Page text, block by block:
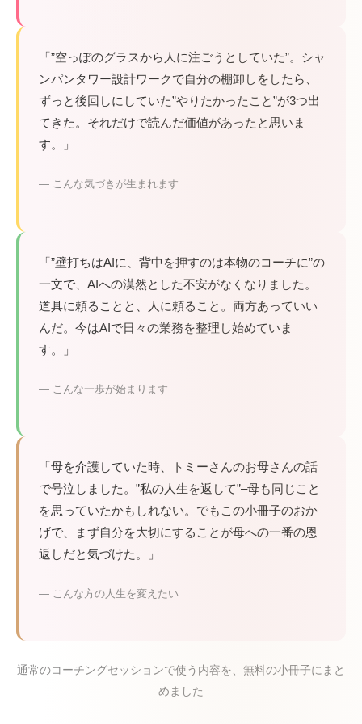
「”空っぽのグラスから人に注ごうとしていた”。シャ
ンパンタワー設計ワークで自分の棚卸しをしたら、
ずっと後回しにしていた”やりたかったこと”が3つ出
てきた。それだけで読んだ価値があったと思いま
す。」
— こんな気づきが生まれます
「”壁打ちはAIに、背中を押すのは本物のコーチに”の
一文で、AIへの漠然とした不安がなくなりました。
道具に頼ることと、人に頼ること。両方あっていい
んだ。今はAIで日々の業務を整理し始めていま
す。」
— こんな一歩が始まります
「母を介護していた時、トミーさんのお母さんの話
で号泣しました。”私の人生を返して”–母も同じこと
を思っていたかもしれない。でもこの小冊子のおか
げで、まず自分を大切にすることが母への一番の恩
返しだと気づけた。」
— こんな方の人生を変えたい
通常のコーチングセッションで使う内容を、無料の小冊子にまと
めました